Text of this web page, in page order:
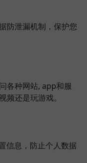
防泄漏机制，保护您
各种网站, app和服
频还是玩游戏。
信息，防止个人数据